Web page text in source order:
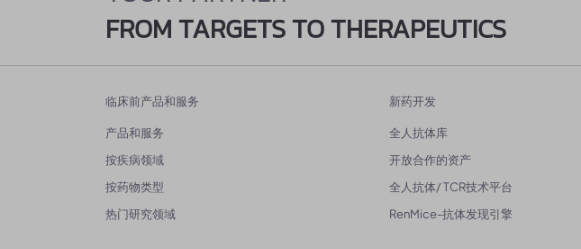
FROM TARGETS TO THERAPEUTICS
临床前产品和服务
产品和服务
按疾病领域
按药物类型
热门研究领域
新药开发
全人抗体库
开放合作的资产
全人抗体/ TCR技术平台
RenMice-抗体发现引擎